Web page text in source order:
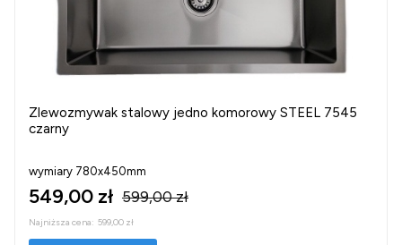
Zlewozmywak stalowy jedno komorowy STEEL 7545
czarny
wymiary 780x450mm
549,00 zł 599,00 zł
Najniższa cena: 599,00 zł